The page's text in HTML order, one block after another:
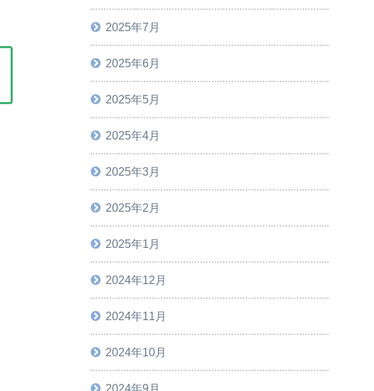
2025年7月
2025年6月
2025年5月
2025年4月
2025年3月
2025年2月
2025年1月
2024年12月
2024年11月
2024年10月
2024年9月